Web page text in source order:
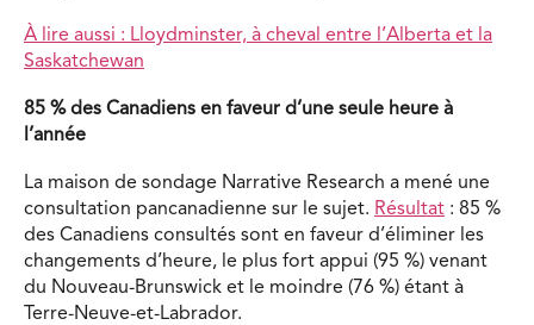
À lire aussi : Lloydminster, à cheval entre l’Alberta et la
Saskatchewan
85 % des Canadiens en faveur d’une seule heure à
l’année
La maison de sondage Narrative Research a mené une
consultation pancanadienne sur le sujet. Résultat : 85 %
des Canadiens consultés sont en faveur d’éliminer les
changements d’heure, le plus fort appui (95 %) venant
du Nouveau-Brunswick et le moindre (76 %) étant à
Terre-Neuve-et-Labrador.